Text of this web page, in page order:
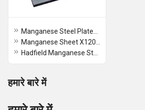
हमारे बारे में